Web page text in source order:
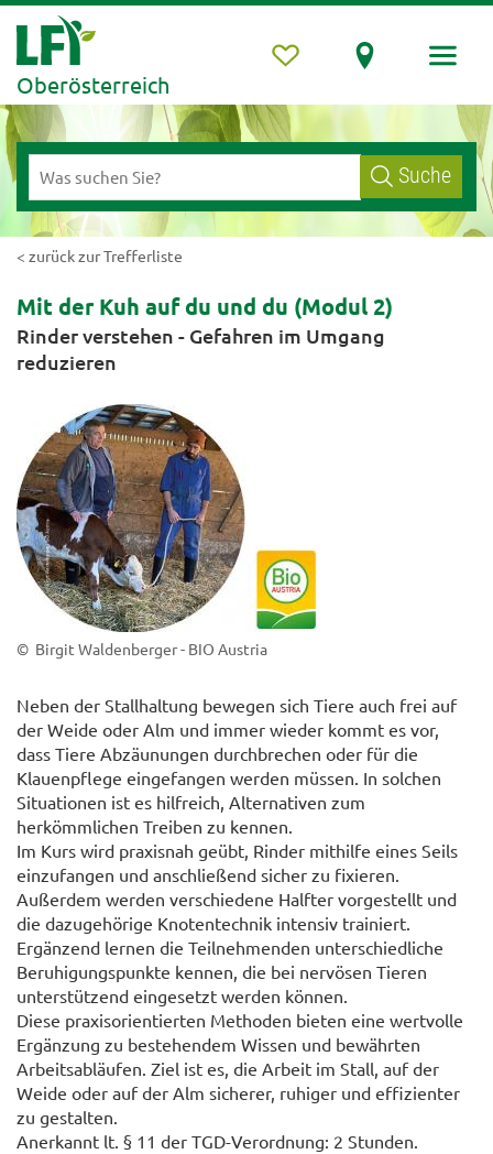
Oberösterreich
Suche
< zurück zur Trefferliste
Mit der Kuh auf du und du (Modul 2)
Rinder verstehen - Gefahren im Umgang
reduzieren
© Birgit Waldenberger - BIO Austria
Neben der Stallhaltung bewegen sich Tiere auch frei auf
der Weide oder Alm und immer wieder kommt es vor,
dass Tiere Abzäunungen durchbrechen oder für die
Klauenpflege eingefangen werden müssen. In solchen
Situationen ist es hilfreich, Alternativen zum
herkömmlichen Treiben zu kennen.
Im Kurs wird praxisnah geübt, Rinder mithilfe eines Seils
einzufangen und anschließend sicher zu fixieren.
Außerdem werden verschiedene Halfter vorgestellt und
die dazugehörige Knotentechnik intensiv trainiert.
Ergänzend lernen die Teilnehmenden unterschiedliche
Beruhigungspunkte kennen, die bei nervösen Tieren
unterstützend eingesetzt werden können.
Diese praxisorientierten Methoden bieten eine wertvolle
Ergänzung zu bestehendem Wissen und bewährten
Arbeitsabläufen. Ziel ist es, die Arbeit im Stall, auf der
Weide oder auf der Alm sicherer, ruhiger und effizienter
zu gestalten.
Anerkannt lt. § 11 der TGD-Verordnung: 2 Stunden.